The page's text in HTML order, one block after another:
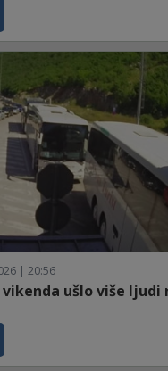
| 20:56
vikenda ušlo više ljudi